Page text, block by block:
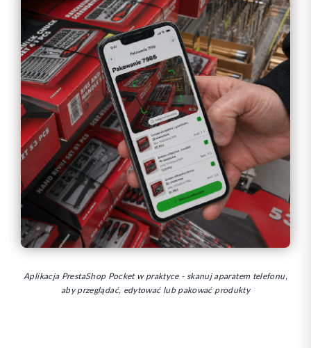
Aplikacja PrestaShop Pocket w praktyce - skanuj aparatem telefonu,
aby przeglądać, edytować lub pakować produkty